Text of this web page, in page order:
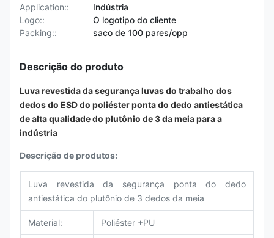
Application::
Indústria
Logo::
O logotipo do cliente
Packing::
saco de 100 pares/opp
Descrição do produto
Luva revestida da segurança luvas do trabalho dos
dedos do ESD do poliéster ponta do dedo antiestática
de alta qualidade do plutônio de 3 da meia para a
indústria
Descrição de produtos:
Luva revestida da segurança ponta do dedo
antiestática do plutônio de 3 dedos da meia
Material: Poliéster +PU